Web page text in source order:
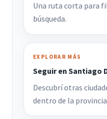
Una ruta corta para
búsqueda.
EXPLORAR MÁS
Seguir en Santiago
Descubrí otras
dentro de la